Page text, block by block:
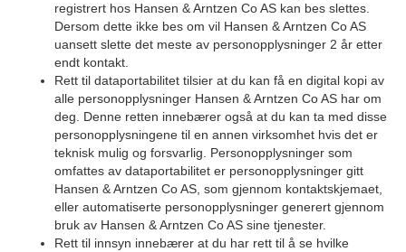
registrert hos Hansen & Arntzen Co AS kan bes slettes.
Dersom dette ikke bes om vil Hansen & Arntzen Co AS
uansett slette det meste av personopplysninger 2 år etter
endt kontakt.
Rett til dataportabilitet tilsier at du kan få en digital kopi av
alle personopplysninger Hansen & Arntzen Co AS har om
deg. Denne retten innebærer også at du kan ta med disse
personopplysningene til en annen virksomhet hvis det er
teknisk mulig og forsvarlig. Personopplysninger som
omfattes av dataportabilitet er personopplysninger gitt
Hansen & Arntzen Co AS, som gjennom kontaktskjemaet,
eller automatiserte personopplysninger generert gjennom
bruk av Hansen & Arntzen Co AS sine tjenester.
Rett til innsyn innebærer at du har rett til å se hvilke